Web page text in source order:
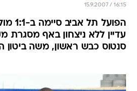
15.9.2007 / 16:15
הפועל
עדיין ללא ניצחון באף מסגרת
סנטוס כבש ראשון, משה ביטון